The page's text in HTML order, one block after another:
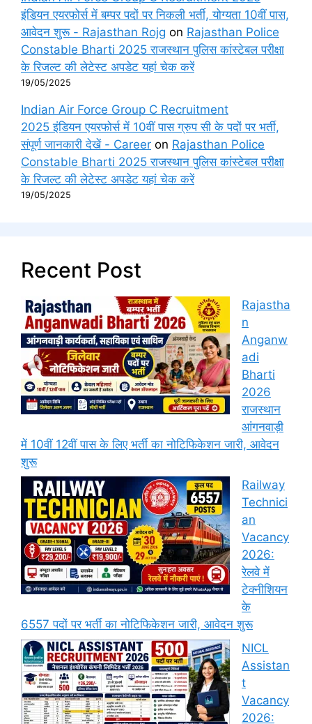
इंडियन एयरफोर्स में बम्पर पदों पर निकली भर्ती, योग्यता 10वीं पास,
आवेदन शुरू - Rajasthan Rojg on Rajasthan Police
Constable Bharti 2025 राजस्थान पुलिस कांस्टेबल परीक्षा
के रिजल्ट की लेटेस्ट अपडेट यहां चेक करें
19/05/2025
Indian Air Force Group C Recruitment
2025 इंडियन एयरफोर्स में 10वीं पास ग्रुप सी के पदों पर भर्ती,
संपूर्ण जानकारी देखें - Career on Rajasthan Police
Constable Bharti 2025 राजस्थान पुलिस कांस्टेबल परीक्षा
के रिजल्ट की लेटेस्ट अपडेट यहां चेक करें
19/05/2025
Recent Post
Rajastha
n
Anganw
adi
Bharti
2026
राजस्थान
आंगनवाड़ी
में 10वीं 12वीं पास के लिए भर्ती का नोटिफिकेशन जारी, आवेदन
शुरू
Railway
Technici
an
Vacancy
2026:
रेलवे में
टेक्नीशियन
के
6557 पदों पर भर्ती का नोटिफिकेशन जारी, आवेदन शुरू
NICL
Assistan
t
Vacancy
2026: